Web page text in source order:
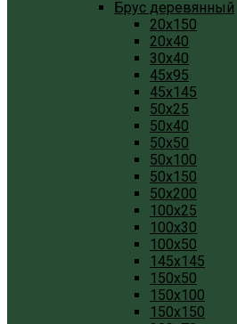
Брус деревянный
20x150
20x40
30x40
45x95
45x145
50x25
50x40
50x50
50x100
50x150
50x200
100x25
100x30
100x50
145x145
150x50
150x100
150x150